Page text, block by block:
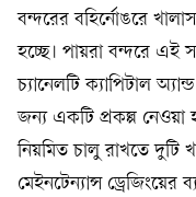
বন্দরের বহির্নোঙরে
হচ্ছে। পায়রা বন্দরে এই
চ্যানেলটি ক্যাপিটাল
জন্য একটি প্রকল্প নেওয়া
নিয়মিত চালু রাখতে দুটি
মেইনটেন্যান্স ড্রেজিংয়ের